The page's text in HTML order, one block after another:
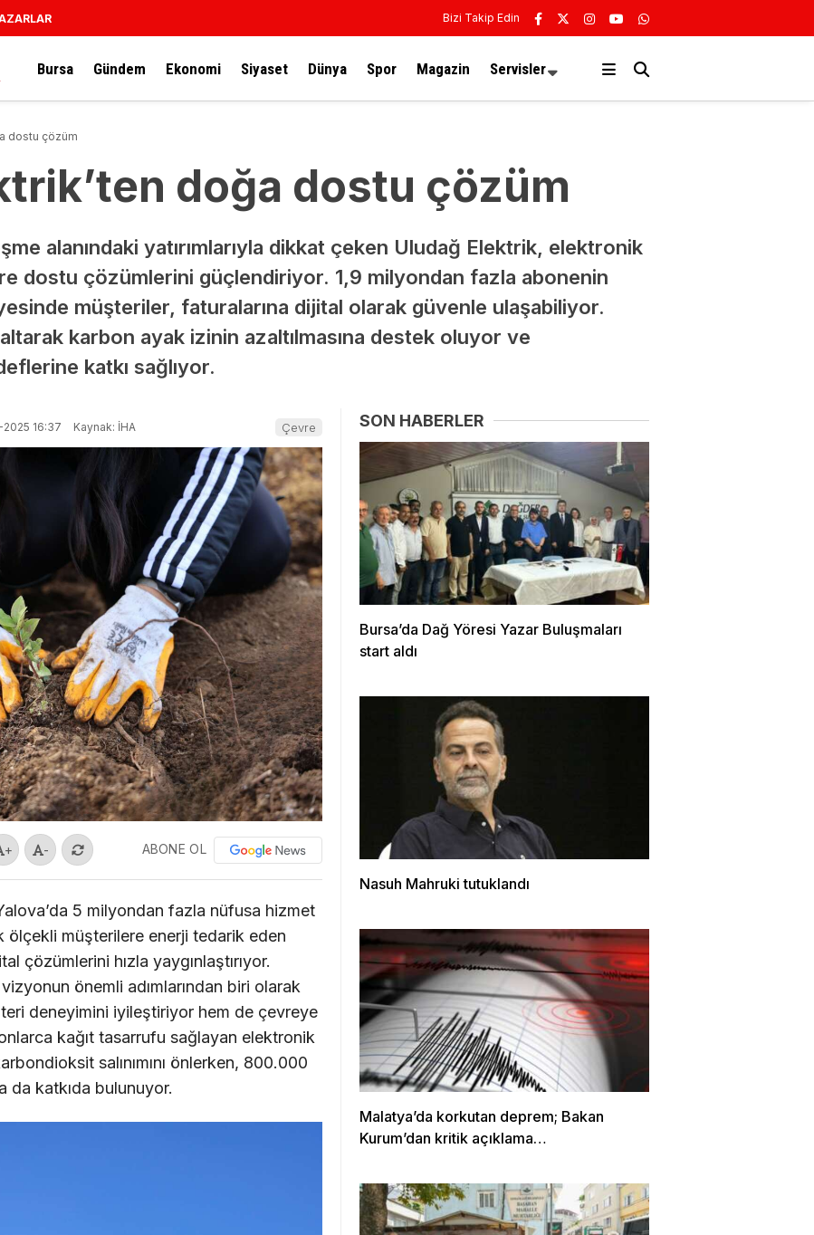
Bizi Takip Edin
Bursa Gündem Ekonomi Siyaset Dünya Spor Magazin Servisler
dostu çözüm
doğa dostu çözüm
alanındaki yatırımlarıyla dikkat çeken Uludağ Elektrik, elektronik
dostu çözümlerini güçlendiriyor. 1,9 milyondan fazla abonenin
müşteriler, faturalarına dijital olarak güvenle ulaşabiliyor.
karbon ayak izinin azaltılmasına destek oluyor ve
katkı sağlıyor.
16:37 Kaynak: İHA Çevre
+ - ABONE OL
5 milyondan fazla nüfusa hizmet
ölçekli müşterilere enerji tedarik eden
çözümlerini hızla yaygınlaştırıyor.
önemli adımlarından biri olarak
deneyimini iyileştiriyor hem de çevreye
kağıt tasarrufu sağlayan elektronik
salınımını önlerken, 800.000
da katkıda bulunuyor.
SON HABERLER
Bursa’da Dağ Yöresi Yazar Buluşmaları
start aldı
Nasuh Mahruki tutuklandı
Malatya’da korkutan deprem; Bakan
Kurum’dan kritik açıklama…